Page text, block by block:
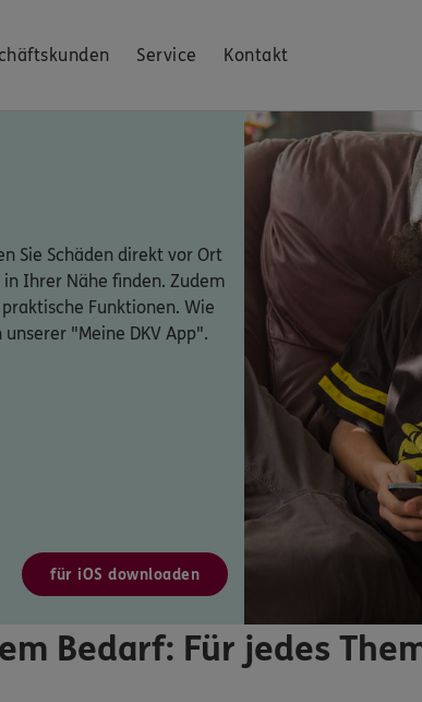
Service Kontakt
Sie Schäden direkt vor Ort
Ihrer Nähe finden. Zudem
Funktionen. Wie
"Meine DKV App".
für iOS downloaden
Bedarf: Für jedes